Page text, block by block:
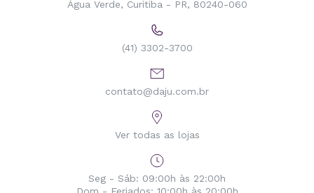
Água Verde, Curitiba - PR, 80240-060
(41) 3302-3700
contato@daju.com.br
Ver todas as lojas
Seg - Sáb: 09:00h às 22:00h